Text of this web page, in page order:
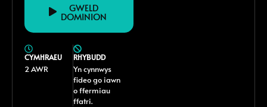
GWELD
DOMINION
CYMHRAEU
2 AWR
RHYBUDD
Yn cynnwys
fideo go iawn
o ffermiau
ffatri.